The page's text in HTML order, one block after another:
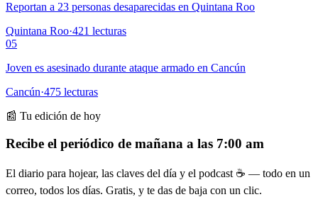
Reportan a 23 personas desaparecidas en Quintana Roo
Quintana Roo·421 lecturas
05
Joven es asesinado durante ataque armado en Cancún
Cancún·475 lecturas
📰 Tu edición de hoy
Recibe el periódico de mañana a las 7:00 am
El diario para hojear, las claves del día y el podcast ☕ — todo en un
correo, todos los días. Gratis, y te das de baja con un clic.